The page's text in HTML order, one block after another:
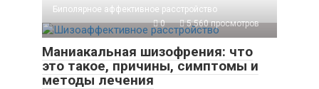
Биполярное аффективное расстройство
0
5 560 просмотров
Маниакальная шизофрения: что
это такое, причины, симптомы и
методы лечения